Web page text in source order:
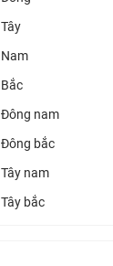
Tây
Nam
Bắc
Đông nam
Đông bắc
Tây nam
Tây bắc